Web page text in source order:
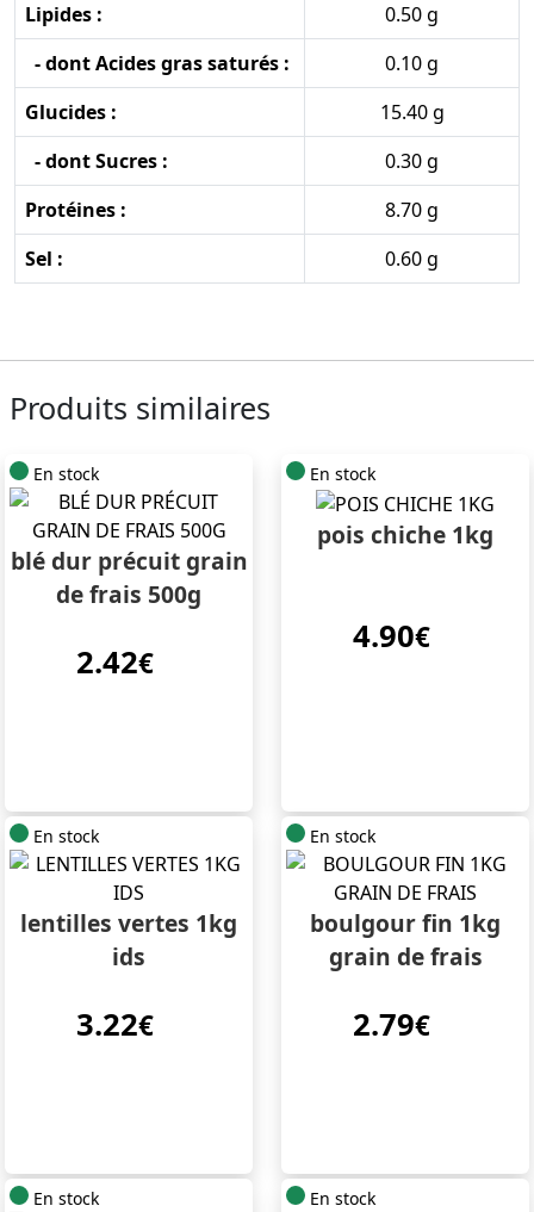
Lipides :
0.50 g
- dont Acides gras saturés :
0.10 g
Glucides :
15.40 g
- dont Sucres :
0.30 g
Protéines :
8.70 g
Sel :
0.60 g
Produits similaires
En stock
blé dur précuit grain
de frais 500g
2.42€
En stock
pois chiche 1kg
4.90€
En stock
lentilles vertes 1kg
ids
3.22€
En stock
boulgour fin 1kg
grain de frais
2.79€
En stock En stock